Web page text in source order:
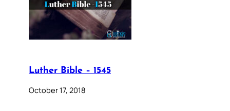
Luther Bible – 1545
October 17, 2018